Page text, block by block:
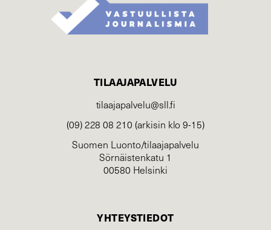
TILAAJAPALVELU
tilaajapalvelu@sll.fi
(09) 228 08 210 (arkisin klo 9-15)
Suomen Luonto/tilaajapalvelu
Sörnäistenkatu 1
00580 Helsinki
YHTEYSTIEDOT